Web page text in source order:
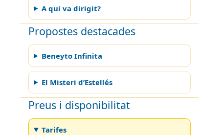
A qui va dirigit?
Propostes destacades
Beneyto Infinita
El Misteri d’Estellés
Preus i disponibilitat
Tarifes